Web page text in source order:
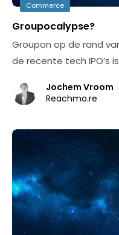
Commerce
Groupocalypse?
Groupon op de rand
de recente tech IPO’s
Jochem Vroom
Reachmo.re